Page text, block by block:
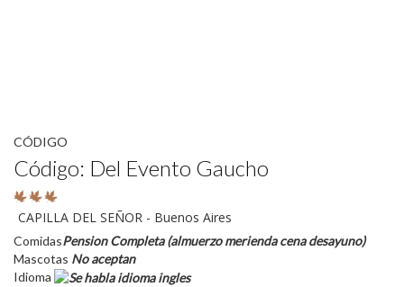
CÓDIGO
Código: Del Evento Gaucho
CAPILLA DEL SEÑOR - Buenos Aires
ComidasPension Completa (almuerzo merienda cena desayuno)
Mascotas No aceptan
Idioma